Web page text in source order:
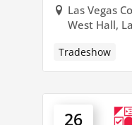
Las Vegas
West Hall,
Tradeshow
26